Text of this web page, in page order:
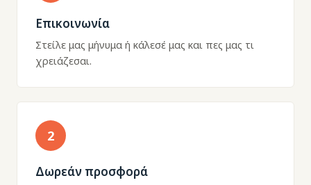
Επικοινωνία
Στείλε μας μήνυμα ή κάλεσέ μας και πες μας τι
χρειάζεσαι.
2
Δωρεάν προσφορά